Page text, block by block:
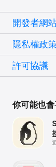
開發者網
隱私權政
許可協議
你可能也